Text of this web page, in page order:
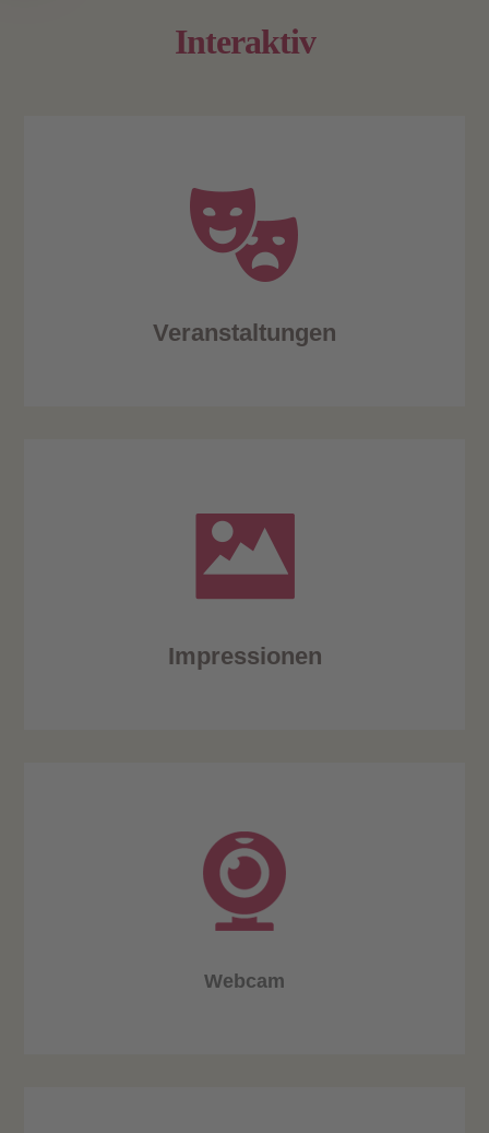
Interaktiv
Veranstaltungen
Impressionen
Webcam